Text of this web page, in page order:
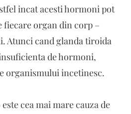
incat acesti hormoni pot
fiecare organ din corp –
Atunci cand glanda tiroida
de hormoni,
organismului incetinesc.
cea mai mare cauza de